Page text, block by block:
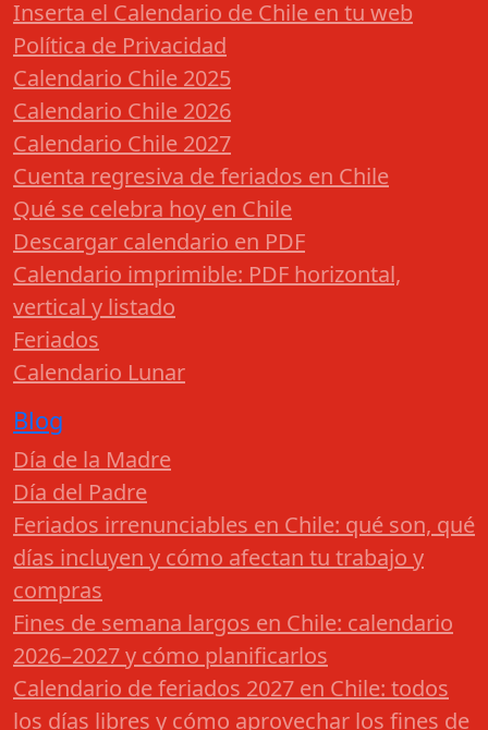
Inserta el Calendario de Chile en tu web
Política de Privacidad
Calendario Chile 2025
Calendario Chile 2026
Calendario Chile 2027
Cuenta regresiva de feriados en Chile
Qué se celebra hoy en Chile
Descargar calendario en PDF
Calendario imprimible: PDF horizontal,
vertical y listado
Feriados
Calendario Lunar
Blog
Día de la Madre
Día del Padre
Feriados irrenunciables en Chile: qué son, qué
días incluyen y cómo afectan tu trabajo y
compras
Fines de semana largos en Chile: calendario
2026–2027 y cómo planificarlos
Calendario de feriados 2027 en Chile: todos
los días libres y cómo aprovechar los fines de